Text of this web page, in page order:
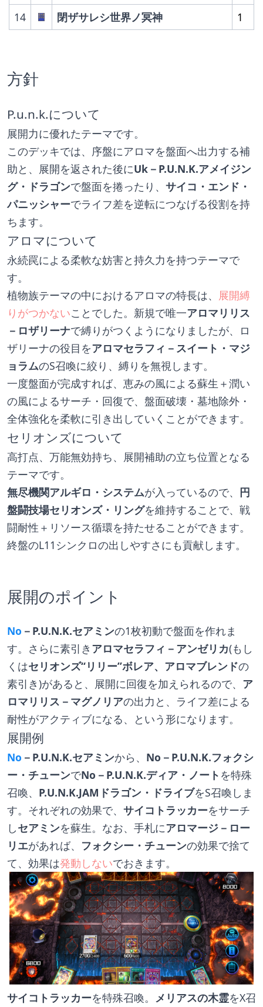
14
閉ザサレシ世界ノ冥神 1
方針
P.u.n.k.について
展開力に優れたテーマです。
このデッキでは、序盤にアロマを盤面へ出力する補
助と、展開を返された後にUk－P.U.N.K.アメイジン
グ・ドラゴンで盤面を捲ったり、 サイコ・エンド・
パニッシャーでライフ差を逆転につなげる役割を持
ちます。
アロマについて
永続罠による柔軟な妨害と持久力を持つテーマで
す。
植物族テーマの中におけるアロマの特長は、 展開縛
りがつかないことでした。新規で唯一アロマリリス
－ロザリーナで縛りがつくようになりましたが、ロ
ザリーナの役目をアロマセラフィ－スイート・マジ
ョラムのS召喚に絞り、縛りを無視します。
一度盤面が完成すれば、恵みの風による蘇生＋潤い
の風によるサーチ・回復で、盤面破壊・墓地除外・
全体強化を柔軟に引き出していくことができます。
セリオンズについて
高打点、万能無効持ち、展開補助の立ち位置となる
テーマです。
無尽機関アルギロ・システムが入っているので、 円
盤闘技場セリオンズ・リングを維持することで、戦
闘耐性＋リソース循環を持たせることができます。
終盤のL11シンクロの出しやすさにも貢献します。
展開のポイント
No －P.U.N.K.セアミンの1枚初動で盤面を作れま
す。さらに素引き アロマセラフィ－アンゼリカ(もし
くはセリオンズ“リリー”ボレア、アロマブレンドの
素引き)があると、展開に回復を加えられるので、 ア
ロマリリス－マグノリアの出力と、ライフ差による
耐性がアクティブになる、という形になります。
展開例
No －P.U.N.K.セアミンから、 No－P.U.N.K.フォクシ
ー・チューンでNo－P.U.N.K.ディア・ノート を特殊
召喚、 P.U.N.K.JAMドラゴン・ドライブをS召喚しま
す。それぞれの効果で、 サイコトラッカーをサーチ
しセアミンを蘇生。なお、手札にアロマージ－ロー
リエがあれば、 フォクシー・チューンの効果で捨て
て、効果は発動しないでおきます。
サイコトラッカーを特殊召喚。 メリアスの木霊をX召